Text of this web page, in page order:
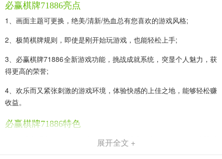
必赢棋牌71886亮点
1、画面主题可更换，绝美/清新/热血总有您喜欢的游戏风格;
2、极简棋牌规则，即使是刚开始玩游戏，也能轻松上手;
3、必赢棋牌71886全新游戏功能，挑战成就系统，突显个人魅力，获
得更高的荣誉;
4、欢乐而又紧张刺激的游戏环境，体验快感的上佳之地，能够轻松赚
收益。
必赢棋牌71886特色
1、游戏内玩家众多，支持自动排位竞赛模式，让你体验真人在线即时
展开全文 +